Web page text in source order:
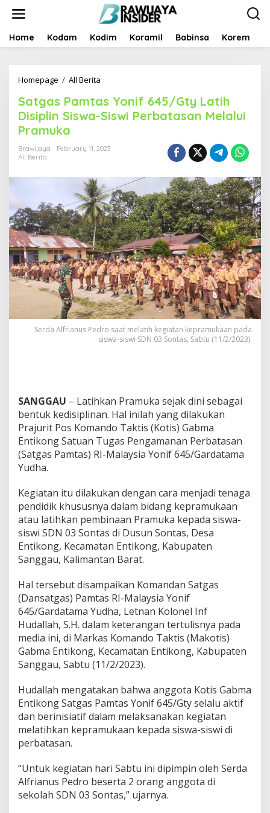
t
Home Kodam Kodim Koramil Babinsa Korem
Homepage / All Berita
t
g
a
P
t
a
s
Y
o
n
i
f
6
4
5
/
G
t
y
L
D
i
s
i
p
l
i
i
s
w
a
-
S
i
i
P
e
r
b
a
t
a
a
n
M
e
l
u
i
P
r
Satgas Pamtas Yonif 645/Gty Latih
Disiplin Siswa-Siswi Perbatasan Melalui
Pramuka
Brawijaya
February 11, 2023
All Berita
Serda Alfrianus Pedro saat melatih kegiatan kepramukaan pada
siswa-siswi SDN 03 Sontas, Sabtu (11/2/2023).
SANGGAU – Latihkan Pramuka sejak dini sebagai
bentuk kedisiplinan. Hal inilah yang dilakukan
Prajurit Pos Komando Taktis (Kotis) Gabma
Entikong Satuan Tugas Pengamanan Perbatasan
(Satgas Pamtas) RI-Malaysia Yonif 645/Gardatama
Yudha.
Kegiatan itu dilakukan dengan cara menjadi tenaga
pendidik khususnya dalam bidang kepramukaan
atau latihkan pembinaan Pramuka kepada siswa-
siswi SDN 03 Sontas di Dusun Sontas, Desa
Entikong, Kecamatan Entikong, Kabupaten
Sanggau, Kalimantan Barat.
Hal tersebut disampaikan Komandan Satgas
(Dansatgas) Pamtas RI-Malaysia Yonif
645/Gardatama Yudha, Letnan Kolonel Inf
Hudallah, S.H. dalam keterangan tertulisnya pada
media ini, di Markas Komando Taktis (Makotis)
Gabma Entikong, Kecamatan Entikong, Kabupaten
Sanggau, Sabtu (11/2/2023).
Hudallah mengatakan bahwa anggota Kotis Gabma
Entikong Satgas Pamtas Yonif 645/Gty selalu aktif
dan berinisiatif dalam melaksanakan kegiatan
melatihkan kepramukaan kepada siswa-siswi di
perbatasan.
“Untuk kegiatan hari Sabtu ini dipimpin oleh Serda
Alfrianus Pedro beserta 2 orang anggota di
sekolah SDN 03 Sontas,” ujarnya.